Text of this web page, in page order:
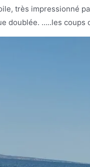
très impressionné
doublée. …..les coups